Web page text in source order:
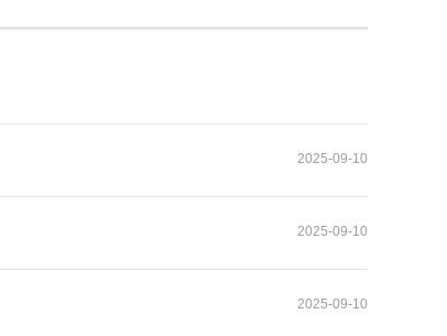
2025-09-10
2025-09-10
2025-09-10